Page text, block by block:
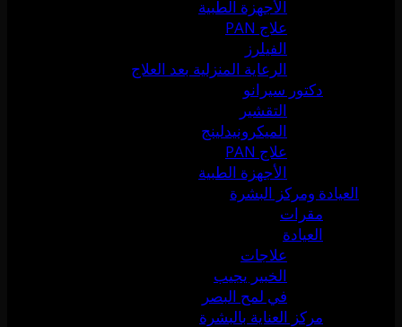
الأجهزة الطبية
علاج PAN
الفيلرز
الرعاية المنزلية بعد العلاج
دكتور سيرانو
التقشير
الميكرونيدلينج
علاج PAN
الأجهزة الطبية
العيادة ومركز البشرة
مقرات
العيادة
علاجات
الخبير يجيب
في لمح البصر
مركز العناية بالبشرة